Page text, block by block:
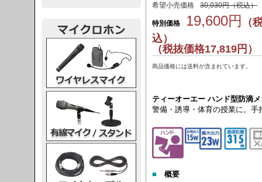
希望小売価格
30,030円（税込）
特別価格 19,600円 （
込）
（税抜価格17,819円）
商品価格には送料が含まれています。
ティーオーエー ハンド型防滴
警備・誘導・体育の授業に。手
■ 概要